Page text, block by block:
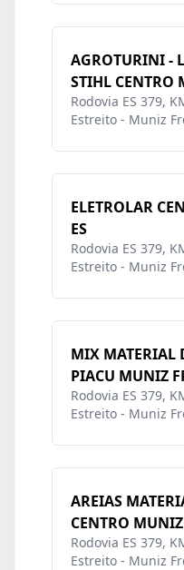
AGROTURINI -
STIHL CENTRO
Rodovia ES 379,
Estreito - Muniz
ELETROLAR
ES
Rodovia ES 379,
Estreito - Muniz
MIX MATERIAL
PIACU MUNIZ
Rodovia ES 379,
Estreito - Muniz
AREIAS
CENTRO MUNIZ
Rodovia ES 379,
Estreito - Muniz